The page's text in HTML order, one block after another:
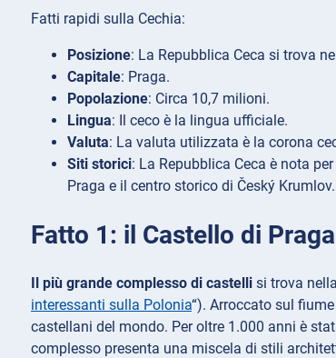
Fatti rapidi sulla Cechia:
Posizione: La Repubblica Ceca si trova
Capitale: Praga.
Popolazione: Circa 10,7 milioni.
Lingua: Il ceco è la lingua ufficiale.
Valuta: La valuta utilizzata è la corona
Siti storici: La Repubblica Ceca è nota
Praga e il centro storico di Český Krumlov.
Fatto 1: il Castello di
Il più grande complesso di castelli si trova
interessanti sulla Polonia“). Arroccato sul
castellani del mondo. Per oltre 1.000 anni è
complesso presenta una miscela di stili